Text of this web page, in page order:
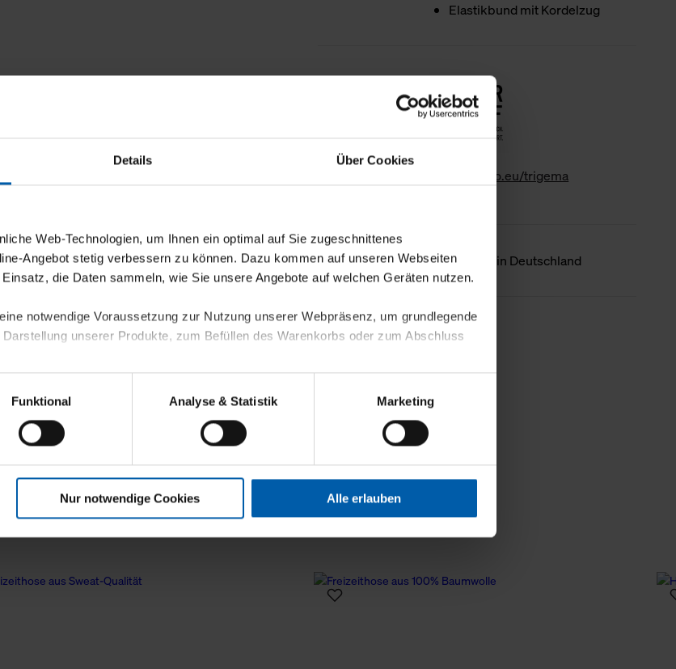
Details Über Cookies
Web-Technologien, um Ihnen ein optimal auf Sie zugeschnittenes
Angebot stetig verbessern zu können. Dazu kommen auf unseren Webseiten
die Daten sammeln, wie Sie unsere Angebote auf welchen Geräten nutzen.
notwendige Voraussetzung zur Nutzung unserer Webpräsenz, um grundlegende
unserer Produkte, zum Befüllen des Warenkorbs oder zum Abschluss
Anzeigen und Inhalte aufgrund Ihres Nutzerverhaltens und Ihres Profils
Zwecke zur Analyse und Optimierung unserer Webpräsenz speichern wir
übermitteln wir in anonymisierter Form an Dritte wie etwa unsere
alle Cookies und Web-Technologien für Ihr personalisiertes Einkaufserlebnis
Schaltflächen können Sie die Arten der Cookies selbst festlegen, die Sie erlauben
Informationen über die jeweiligen Cookies und ihren
Funktional Analyse & Statistik Marketing
Nur notwendige Cookies Alle erlauben
Elastikbund mit Kordelzug
Nachhaltigkeit
www.gk-info.eu/trigema
Ursprungsland Hergestellt in Deutschland
Weniger Details